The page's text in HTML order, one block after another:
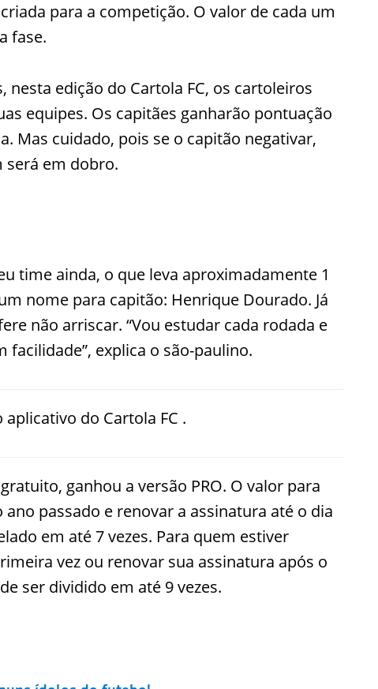
para a competição. O valor de cada um
fase.
edição do Cartola FC, os cartoleiros
equipes. Os capitães ganharão pontuação
Mas cuidado, pois se o capitão negativar,
será em dobro.
time ainda, o que leva aproximadamente 1
nome para capitão: Henrique Dourado. Já
não arriscar. “Vou estudar cada rodada e
explica o são-paulino.
aplicativo do Cartola FC .
ganhou a versão PRO. O valor para
passado e renovar a assinatura até o dia
em até 7 vezes. Para quem estiver
vez ou renovar sua assinatura após o
ser dividido em até 9 vezes.